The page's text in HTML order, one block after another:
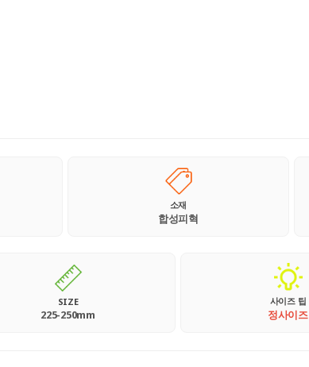
소재
합성피혁
SIZE
225-250mm
사이즈 팁
정사이즈